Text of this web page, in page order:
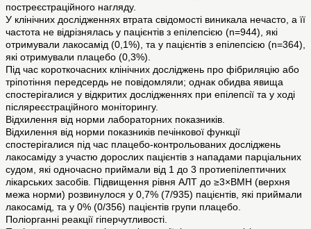
постреєстраційного нагляду.
У клінічних дослідженнях втрата свідомості виникала нечасто, а її
частота не відрізнялась у пацієнтів з епілепсією (n=944), які
отримували лакосамід (0,1%), та у пацієнтів з епілепсією (n=364),
які отримували плацебо (0,3%).
Під час короткочасних клінічних досліджень про фібриляцію або
тріпотіння передсердь не повідомляли; однак обидва явища
спостерігалися у відкритих дослідженнях при епілепсії та у ході
післяреєстраційного моніторингу.
Відхилення від норми лабораторних показників.
Відхилення від норми показників печінкової функції
спостерігалися під час плацебо-контрольованих досліджень
лакосаміду з участю дорослих пацієнтів з нападами парціальних
судом, які одночасно приймали від 1 до 3 протиепілептичних
лікарських засобів. Підвищення рівня АЛТ до ≥3×ВМН (верхня
межа норми) розвинулося у 0,7% (7/935) пацієнтів, які приймали
лакосамід, та у 0% (0/356) пацієнтів групи плацебо.
Поліорганні реакції гіперчутливості.